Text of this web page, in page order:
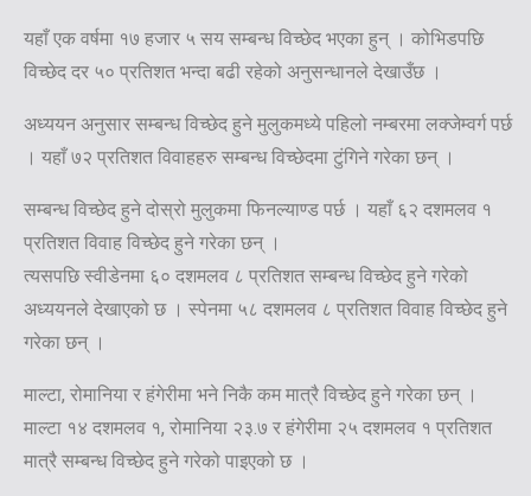
यहाँ एक वर्षमा १७ हजार ५ सय सम्बन्ध विच्छेद भएका हुन् । कोभिडपछि
विच्छेद दर ५० प्रतिशत भन्दा बढी रहेको अनुसन्धानले देखाउँछ ।
अध्ययन अनुसार सम्बन्ध विच्छेद हुने मुलुकमध्ये पहिलो नम्बरमा लक्जेम्वर्ग पर्छ
। यहाँ ७२ प्रतिशत विवाहहरु सम्बन्ध विच्छेदमा टुंगिने गरेका छन् ।
सम्बन्ध विच्छेद हुने दोस्रो मुलुकमा फिनल्याण्ड पर्छ । यहाँ ६२ दशमलव १
प्रतिशत विवाह विच्छेद हुने गरेका छन् ।
त्यसपछि स्वीडेनमा ६० दशमलव ८ प्रतिशत सम्बन्ध विच्छेद हुने गरेको
अध्ययनले देखाएको छ । स्पेनमा ५८ दशमलव ८ प्रतिशत विवाह विच्छेद हुने
गरेका छन् ।
माल्टा, रोमानिया र हंगेरीमा भने निकै कम मात्रै विच्छेद हुने गरेका छन् ।
माल्टा १४ दशमलव १, रोमानिया २३.७ र हंगेरीमा २५ दशमलव १ प्रतिशत
मात्रै सम्बन्ध विच्छेद हुने गरेको पाइएको छ ।